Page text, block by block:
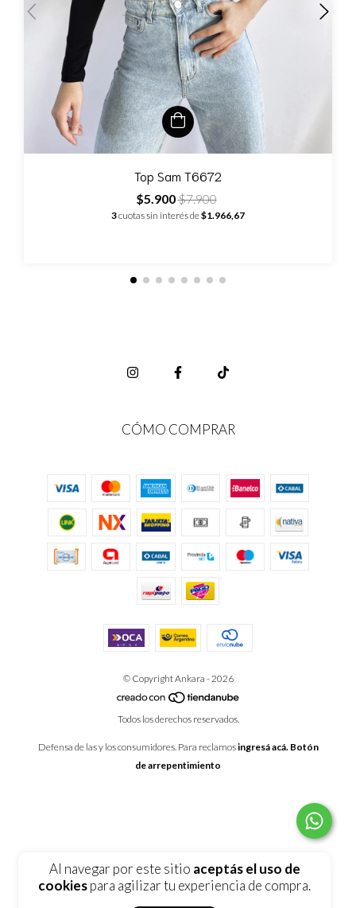
Al navegar por este sitio aceptás el uso de
cookiespara agilizar tu experiencia de compra.
Top Sam T6672
$5.900$7.900
3cuotas sin interés de$1.966,67
CÓMO COMPRAR
© Copyright Ankara - 2026
Todos los derechos reservados.
Defensa de las y los consumidores. Para reclamosingresá acá. Botón
de arrepentimiento